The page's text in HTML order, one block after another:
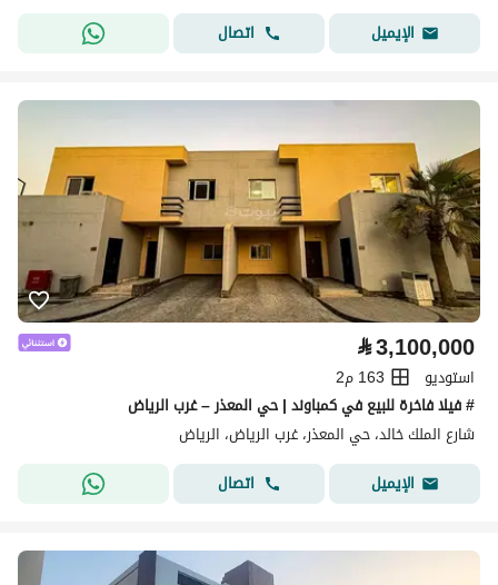
الإيميل
اتصال
⃁3,100,000
استوديو
163 م2
# فيلا فاخرة للبيع في كمباوند | حي المعذر – غرب الرياض
شارع الملك خالد، حي المعذر، غرب الرياض، الرياض
الإيميل
اتصال